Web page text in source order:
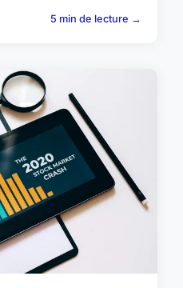
5 min de lecture →